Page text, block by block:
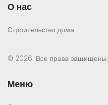
О нас
Строительство дома
© 2026. Все права защищены.
Меню